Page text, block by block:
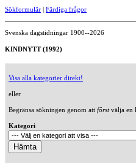
Sökformulär | Färdiga frågor
Svenska dagstidningar 1900--2026
KINDNYTT (1992)
Visa alla kategorier direkt!
eller
Begränsa sökningen genom att förstvälja en
Kategori